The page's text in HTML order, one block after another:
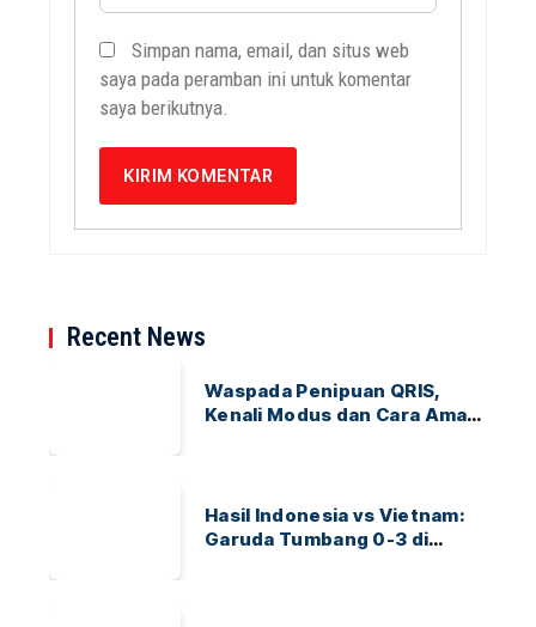
Simpan nama, email, dan situs web
saya pada peramban ini untuk komentar
saya berikutnya.
Recent News
Waspada Penipuan QRIS,
Kenali Modus dan Cara Aman
Hasil Indonesia vs Vietnam:
Garuda Tumbang 0-3 di